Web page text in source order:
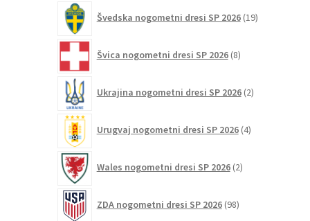
Švedska nogometni dresi SP 2026 19izdelkov
Švica nogometni dresi SP 2026 8izdelkov
Ukrajina nogometni dresi SP 2026 2izdelka
Urugvaj nogometni dresi SP 2026 4izdelki
Wales nogometni dresi SP 2026 2izdelka
ZDA nogometni dresi SP 2026 98izdelkov